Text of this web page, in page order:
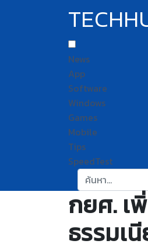
News
App
Software
Windows
Games
Mobile
Tips
SpeedTest
ค้นหา:
กยศ. เ
ธรรมเ